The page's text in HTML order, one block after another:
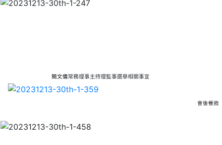
簡文儀常務理事主持理監事選舉相關事宜
會後餐敘